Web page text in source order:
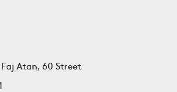
Atan, 60 Street